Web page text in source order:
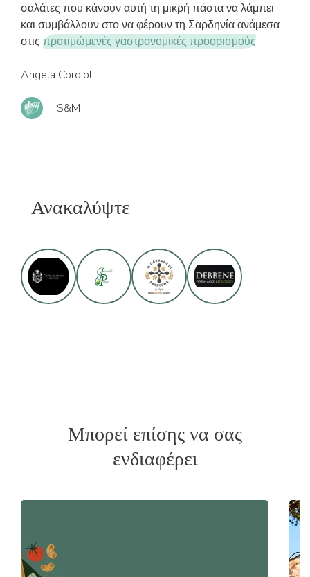
σαλάτες που κάνουν αυτή τη μικρή πάστα να λάμπει
και συμβάλλουν στο να φέρουν τη Σαρδηνία ανάμεσα
στις προτιμώμενές γαστρονομικές προορισμούς.
Angela Cordioli
S&M
Ανακαλύψτε
Μπορεί επίσης να σας
ενδιαφέρει